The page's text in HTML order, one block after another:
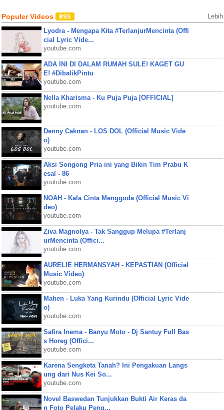
Populer Videos Lebih
Lyodra - Mengapa Kita #TerlanjurMencinta (Offi
cial Lyric Vide...
youtube.com
ADA INI DI DALAM RUMAH SULE! KAGET GU
E! #DibalikPintu
youtube.com
Nella Kharisma - Ku Puja Puja [OFFICIAL]
youtube.com
Denny Caknan - LOS DOL (Official Music Vide
o)
youtube.com
Aksi Songong Pria ini yang Bikin Tim Prabu K
esal - 86
youtube.com
NOAH - Kala Cinta Menggoda (Official Music Vi
deo)
youtube.com
Ziva Magnolya - Tak Sanggup Melupa #Terlanj
urMencinta (Offici...
youtube.com
AURELIE HERMANSYAH - KEPASTIAN (Official
Music Video)
youtube.com
Mahen - Luka Yang Kurindu (Official Lyric Vide
o)
youtube.com
Safira Inema - Banyu Moto - Dj Santuy Full Bas
s Horeg (Offici...
youtube.com
Karena Sengketa Tanah? Ini Pengakuan Langs
ung dari Nus Kei So...
youtube.com
Novel Baswedan Tunjukkan Bukti Air Keras da
n Foto Pelaku Peng...